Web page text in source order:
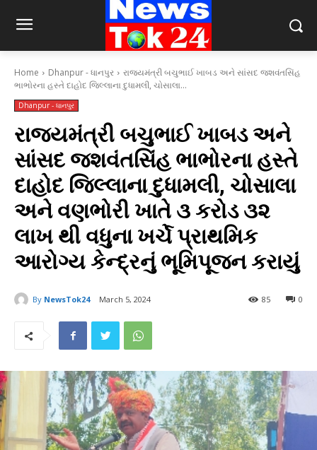
Home Dhanpur - ધાનપુર
રાજ્યમંત્રી બચુભાઈ ખાબડ અને સાંસદ જશવંતસિંહ
ભાભોરના હસ્તે દાહોદ જિલ્લાના દુધામલી, ચોસાલા...
Dhanpur - ધાનપુર
રાજ્યમંત્રી બચુભાઈ ખાબડ અને
સાંસદ જશવંતસિંહ ભાભોરના હસ્તે
દાહોદ જિલ્લાના દુધામલી, ચોસાલા
અને વણભોરી ખાતે ૩ કરોડ ૩૨
લાખ થી વધુના ખર્ચે પ્રાથમિક
આરોગ્ય કેન્દ્રનું ભૂમિપૂજન કરાયું
By NewsTok24 March 5, 2024 0
85